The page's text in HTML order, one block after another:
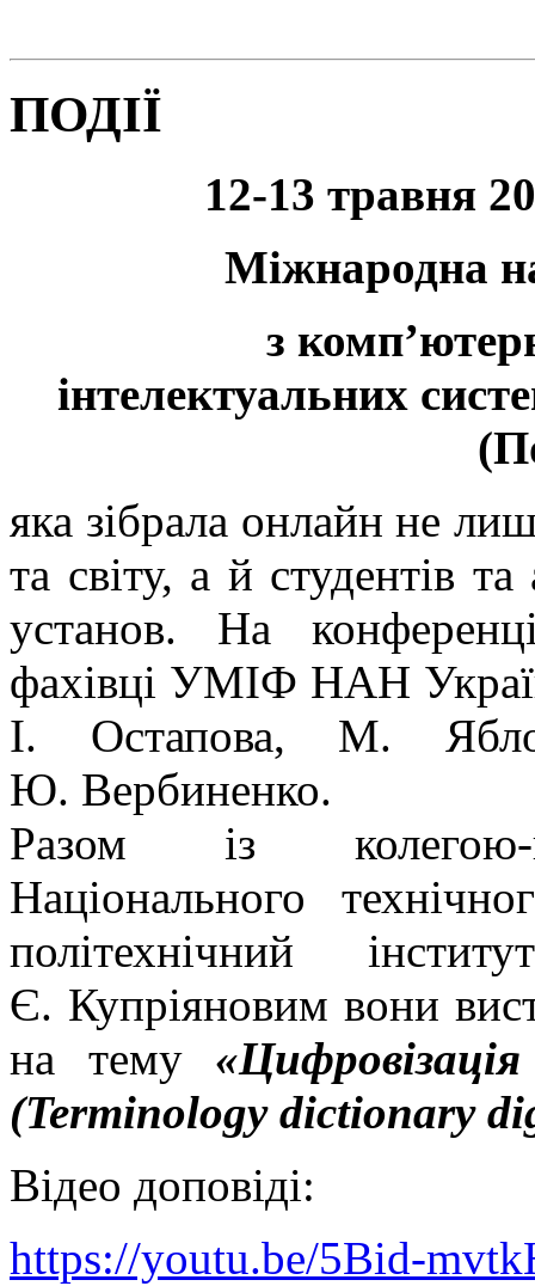
ПОДІЇ
12-13 травня
Міжнародна
з
інтелектуальних
яка зібрала онлайн не
та світу, а й студентів
установ. На
фахівці УМІФ НАН
І. Остапова, М.
Ю. Вербиненко.
Разом із колегою-
Національного
політехнічний
Є. Купріяновим вони
на тему
(Terminology dictionary
Відео доповіді:
https://youtu.be/5Bid-